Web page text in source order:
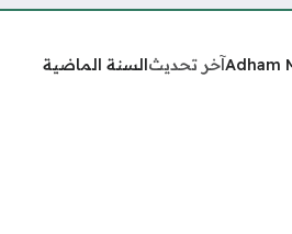
Adhamآخر تحديثالسنة الماضية